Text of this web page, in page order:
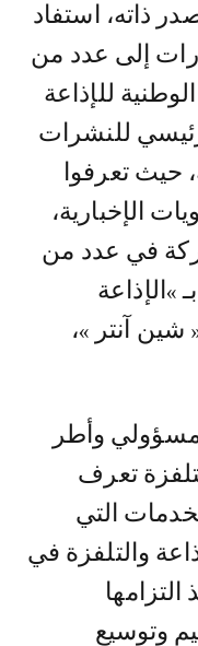
ذاته، استفاد
إلى عدد من
للإذاعة
للنشرات
حيث تعرفوا
الإخبارية،
في عدد من
»الإذاعة
شين آنتر »،
وأطر
تعرف
التي
والتلفزة في
وتوسيع